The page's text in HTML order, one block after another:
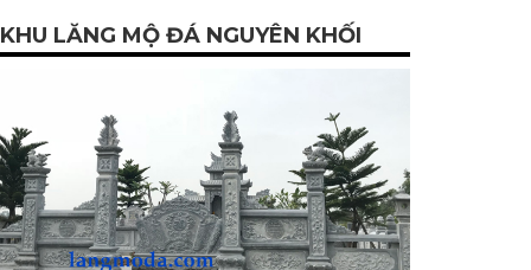
KHU LĂNG MỘ ĐÁ NGUYÊN KHỐI